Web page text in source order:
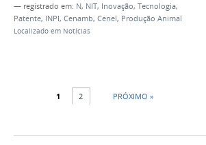
— registrado em: N, NIT, Inovação, Tecnologia,
Patente, INPI, Cenamb, Cenel, Produção Animal
Localizado em Notícias
1 2 PRÓXIMO »